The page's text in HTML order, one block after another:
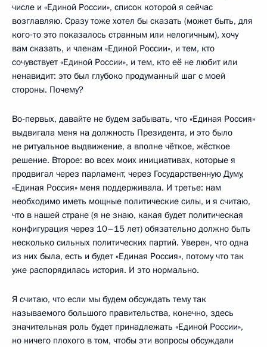
числе и «Единой России», список которой я сейчас
возглавляю. Сразу тоже хотел бы сказать (может быть, для
кого‑то это показалось странным или нелогичным), хочу
вам сказать, и членам «Единой России», и тем, кто
сочувствует «Единой России», и тем, кто её не любит или
ненавидит: это был глубоко продуманный шаг с моей
стороны. Почему?
Во‑первых, давайте не будем забывать, что «Единая Россия»
выдвигала меня на должность Президента, и это было
не ритуальное выдвижение, а вполне чёткое, жёсткое
решение. Второе: во всех моих инициативах, которые я
продвигал через парламент, через Государственную Думу,
«Единая Россия» меня поддерживала. И третье: нам
необходимо иметь мощные политические силы, и я считаю,
что в нашей стране (я не знаю, какая будет политическая
конфигурация через 10–15 лет) обязательно должно быть
несколько сильных политических партий. Уверен, что одна
из них была, есть и будет «Единая Россия», потому что так
уже распорядилась история. И это нормально.
Я считаю, что если мы будем обсуждать тему так
называемого большого правительства, конечно, здесь
значительная роль будет принадлежать «Единой России»,
но ничего плохого в том, чтобы эти вопросы обсуждали